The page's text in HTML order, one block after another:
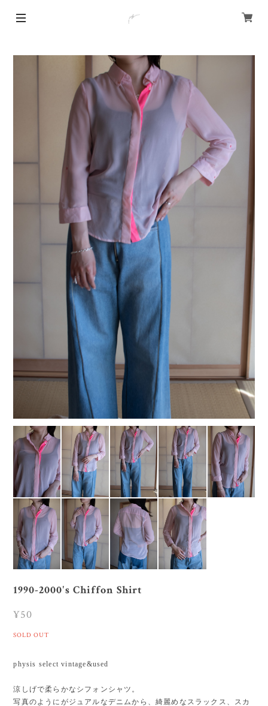
1990-2000's Chiffon Shirt
¥50
SOLD OUT
physis select vintage&used
涼しげで柔らかなシフォンシャツ。
写真のようにがジュアルなデニムから、綺麗めなスラックス、スカ